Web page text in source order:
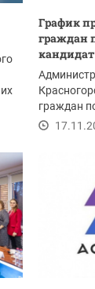
График
граждан
граждан